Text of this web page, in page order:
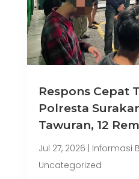
Respons Cepat
Polresta
Tawuran, 12
Jul 27, 2026 Informasi
Uncategorized